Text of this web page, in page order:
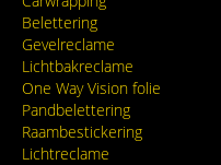
Belettering
Gevelreclame
Lichtbakreclame
One Way Vision folie
Pandbelettering
Raambestickering
Lichtreclame